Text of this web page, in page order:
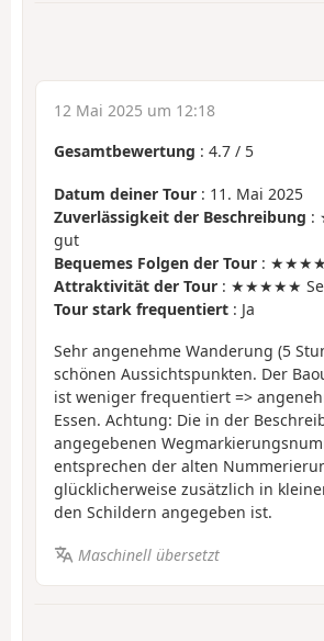
12 Mai 2025 um 12:18
Gesamtbewertung : 4.7 / 5
Datum deiner Tour : 11. Mai 2025
Zuverlässigkeit der Beschreibung :
gut
Bequemes Folgen der Tour :
Attraktivität der Tour : ★★★★★
Tour stark frequentiert : Ja
Sehr angenehme Wanderung (5
schönen Aussichtspunkten. Der
ist weniger frequentiert =>
Essen. Achtung: Die in der
angegebenen
entsprechen der alten
glücklicherweise zusätzlich in
den Schildern angegeben ist.
Maschinell übersetzt